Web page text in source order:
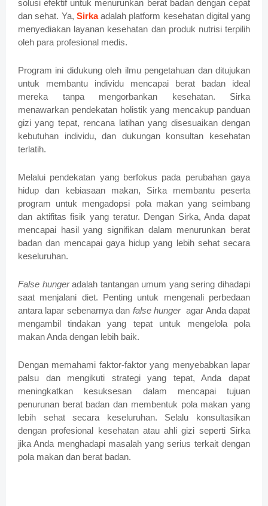
solusi efektif untuk menurunkan berat badan dengan cepat
dan sehat. Ya, Sirkaadalah platform kesehatan digital yang
menyediakan layanan kesehatan dan produk nutrisi terpilih
oleh para profesional medis.
Program ini didukung oleh ilmu pengetahuan dan ditujukan
untuk membantu individu mencapai berat badan ideal
mereka tanpa mengorbankan kesehatan. Sirka
menawarkan pendekatan holistik yang mencakup panduan
gizi yang tepat, rencana latihan yang disesuaikan dengan
kebutuhan individu, dan dukungan konsultan kesehatan
terlatih.
Melalui pendekatan yang berfokus pada perubahan gaya
hidup dan kebiasaan makan, Sirka membantu peserta
program untuk mengadopsi pola makan yang seimbang
dan aktifitas fisik yang teratur. Dengan Sirka, Anda dapat
mencapai hasil yang signifikan dalam menurunkan berat
badan dan mencapai gaya hidup yang lebih sehat secara
keseluruhan.
False hungeradalah tantangan umum yang sering dihadapi
saat menjalani diet. Penting untuk mengenali perbedaan
antara lapar sebenarnya dan false hungeragar Anda dapat
mengambil tindakan yang tepat untuk mengelola pola
makan Anda dengan lebih baik.
Dengan memahami faktor-faktor yang menyebabkan lapar
palsu dan mengikuti strategi yang tepat, Anda dapat
meningkatkan kesuksesan dalam mencapai tujuan
penurunan berat badan dan membentuk pola makan yang
lebih sehat secara keseluruhan. Selalu konsultasikan
dengan profesional kesehatan atau ahli gizi seperti Sirka
jika Anda menghadapi masalah yang serius terkait dengan
pola makan dan berat badan.